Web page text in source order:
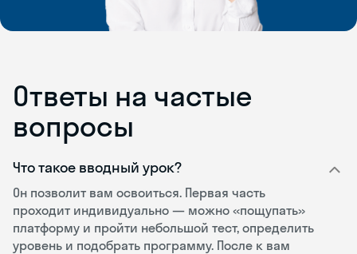
Ответы на частые
вопросы
Что такое вводный урок?
Он позволит вам освоиться. Первая часть
проходит индивидуально — можно «пощупать»
платформу и пройти небольшой тест, определить
уровень и подобрать программу. После к вам